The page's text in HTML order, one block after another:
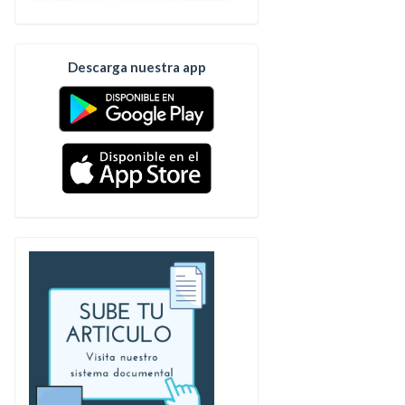
Descarga nuestra app